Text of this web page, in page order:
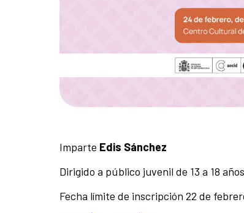
Imparte Edis Sánchez
Dirigido a público juvenil de 13 a 18 años
Fecha límite de inscripción 22 de